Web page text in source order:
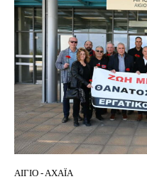
ΑΊΓΙΟ - ΑΧΑΪ́Α